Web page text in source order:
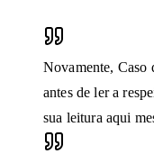
Novamente, Caso
antes de ler a
sua leitura aqui